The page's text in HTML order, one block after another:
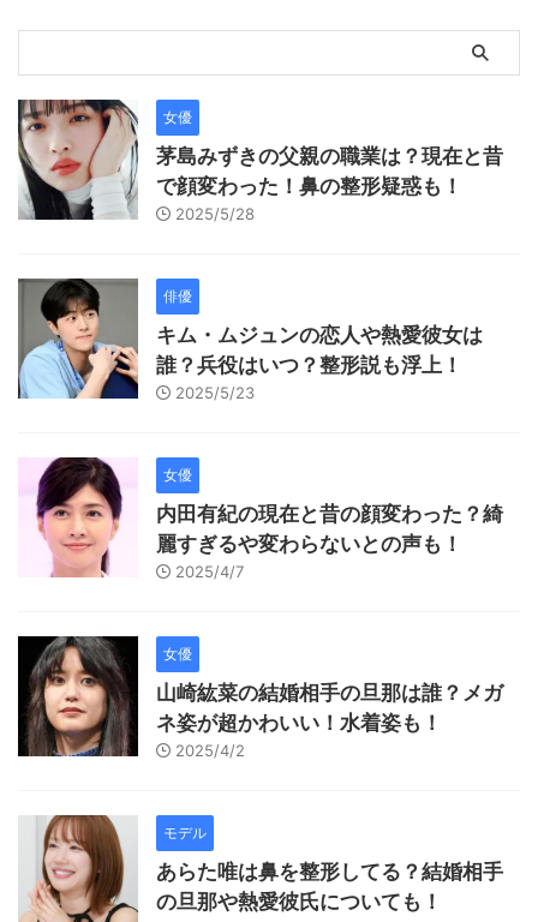
女優
茅島みずきの父親の職業は？現在と昔
で顔変わった！鼻の整形疑惑も！
2025/5/28
俳優
キム・ムジュンの恋人や熱愛彼女は
誰？兵役はいつ？整形説も浮上！
2025/5/23
女優
内田有紀の現在と昔の顔変わった？綺
麗すぎるや変わらないとの声も！
2025/4/7
女優
山崎紘菜の結婚相手の旦那は誰？メガ
ネ姿が超かわいい！水着姿も！
2025/4/2
モデル
あらた唯は鼻を整形してる？結婚相手
の旦那や熱愛彼氏についても！